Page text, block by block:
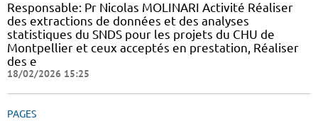
Responsable: Pr Nicolas MOLINARI Activité Réaliser
des extractions de données et des analyses
statistiques du SNDS pour les projets du CHU de
Montpellier et ceux acceptés en prestation, Réaliser
des e
18/02/2026 15:25
PAGES